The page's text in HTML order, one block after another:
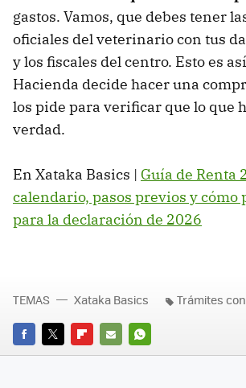
gastos. Vamos, que debes tener
oficiales del veterinario con tus
y los fiscales del centro. Esto es
Hacienda decide hacer una
los pide para verificar que lo que
verdad.
En Xataka Basics | Guía de Renta
calendario, pasos previos y cómo
para la declaración de 2026
FACEBOOK
TWITTERFLIPBOARD
E-
WHATSAPP
TEMAS Xataka Basics Trámites